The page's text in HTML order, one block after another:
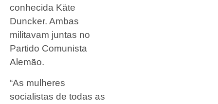
conhecida Käte
Duncker. Ambas
militavam juntas no
Partido Comunista
Alemão.
“As mulheres
socialistas de todas as